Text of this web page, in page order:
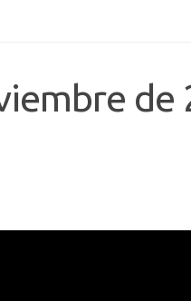
de